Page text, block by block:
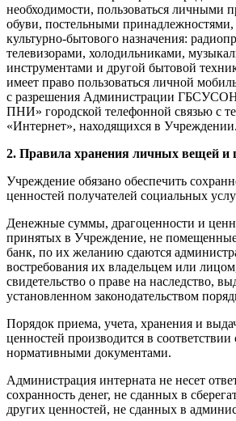
необходимости, пользоваться личными
обуви, постельными
культурно-бытового назначения:
телевизорами, холодильниками,
инструментами и другой бытовой
имеет право пользоваться личной
с разрешения Администрации ГБСУСОН
ПНИ» городской телефонной связью с
«Интернет», находящихся в Учреждении.
2. Правила хранения личных вещей и
Учреждение обязано обеспечить
ценностей получателей социальных
Денежные суммы, драгоценности и
принятых в Учреждение, не помещенные
банк, по их желанию сдаются
востребования их владельцем или
свидетельство о праве на наследство,
установленном законодательством
Порядок приема, учета, хранения и
ценностей производится в
нормативными документами.
Администрация интерната не несет
сохранность денег, не сданных в
других ценностей, не сданных в